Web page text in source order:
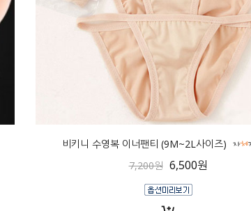
비키니 수영복 이너팬티 (9M~2L사이즈)
7,200원 6,500원